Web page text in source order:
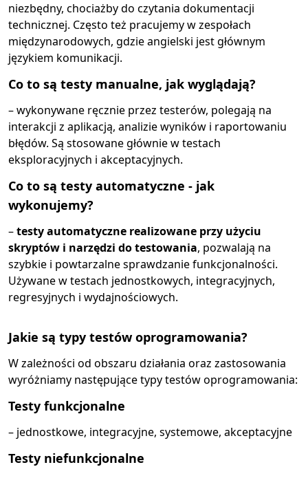
niezbędny, chociażby do czytania dokumentacji
technicznej. Często też pracujemy w zespołach
międzynarodowych, gdzie angielski jest głównym
językiem komunikacji.
Co to są testy manualne, jak wyglądają?
– wykonywane ręcznie przez testerów, polegają na
interakcji z aplikacją, analizie wyników i raportowaniu
błędów. Są stosowane głównie w testach
eksploracyjnych i akceptacyjnych.
Co to są testy automatyczne - jak
wykonujemy?
–testy automatyczne realizowane przy użyciu
skryptów i narzędzi do testowania, pozwalają na
szybkie i powtarzalne sprawdzanie funkcjonalności.
Używane w testach jednostkowych, integracyjnych,
regresyjnych i wydajnościowych.
Jakie są typy testów oprogramowania?
W zależności od obszaru działania oraz zastosowania
wyróżniamy następujące typy testów oprogramowania:
Testy funkcjonalne
– jednostkowe, integracyjne, systemowe, akceptacyjne
Testy niefunkcjonalne